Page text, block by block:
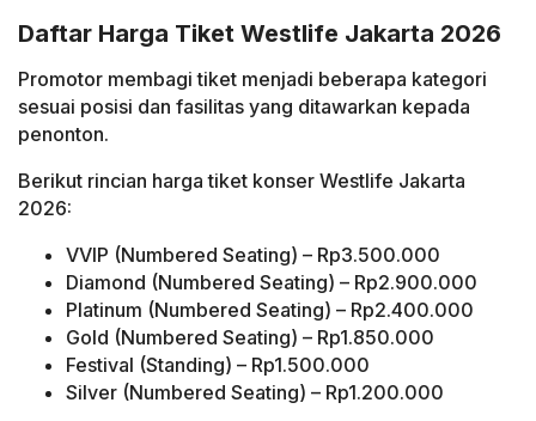
Daftar Harga Tiket Westlife Jakarta 2026
Promotor membagi tiket menjadi beberapa kategori
sesuai posisi dan fasilitas yang ditawarkan kepada
penonton.
Berikut rincian harga tiket konser Westlife Jakarta
2026:
VVIP (Numbered Seating) – Rp3.500.000
Diamond (Numbered Seating) – Rp2.900.000
Platinum (Numbered Seating) – Rp2.400.000
Gold (Numbered Seating) – Rp1.850.000
Festival (Standing) – Rp1.500.000
Silver (Numbered Seating) – Rp1.200.000